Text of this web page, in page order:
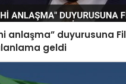
anlaşma” duyurusuna
geldi